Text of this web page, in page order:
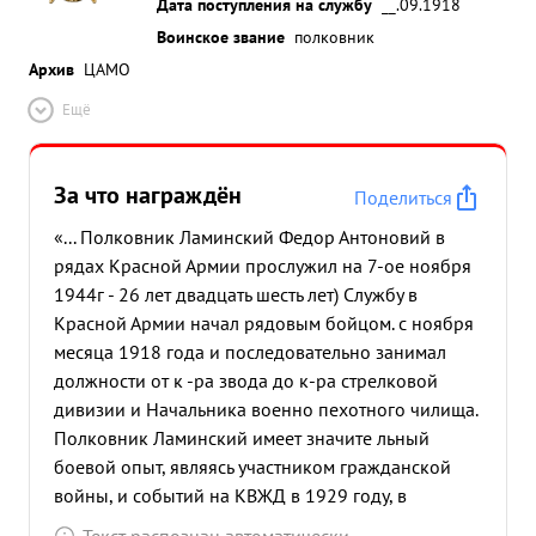
Воинское звание полковник
Архив ЦАМО
Ещё
За что награждён
Поделиться
«... Полковник Ламинский Федор Антоновий в
рядах Красной Армии прослужил на 7-ое ноября
1944г - 26 лет двадцать шесть лет) Службу в
Красной Армии начал рядовым бойцом. с ноября
месяца 1918 года и последовательно занимал
должности от к -ра звода до к-ра стрелковой
дивизии и Начальника военно пехотного чилища.
Полковник Ламинский имеет значите льный
боевой опыт, являясь участником гражданской
войны, и событий на КВЖД в 1929 году, в
Советско-финской войне в 1939-40г и участником